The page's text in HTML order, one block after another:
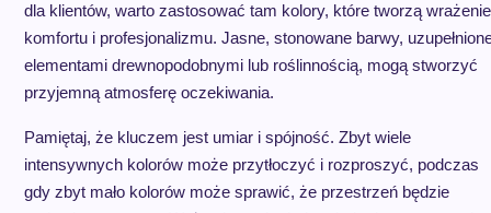
dla klientów, warto zastosować tam kolory, które tworzą wrażenie
komfortu i profesjonalizmu. Jasne, stonowane barwy,
elementami drewnopodobnymi lub roślinnością, mogą stworzyć
przyjemną atmosferę oczekiwania.
Pamiętaj, że kluczem jest umiar i spójność. Zbyt wiele
intensywnych kolorów może przytłoczyć i rozproszyć, podczas
gdy zbyt mało kolorów może sprawić, że przestrzeń będzie